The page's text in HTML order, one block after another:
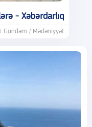
- Xəbərdarlıq
Gündəm / Mədəniyyət